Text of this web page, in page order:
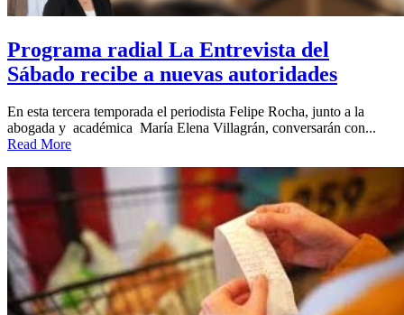
Programa radial La Entrevista del
Sábado recibe a nuevas autoridades
En esta tercera temporada el periodista Felipe Rocha, junto a la
abogada y académica María Elena Villagrán, conversarán con...
Read More